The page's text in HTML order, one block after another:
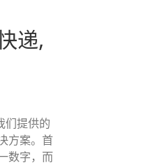
递,
们提供的
方案。首
数字，而